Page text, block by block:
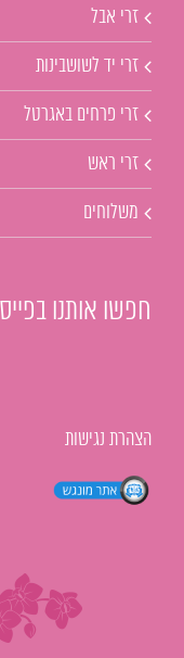
זרי אבל
זרי יד לשושבינות
זרי פרחים באגרטל
זרי ראש
משלוחים
חפשו אותנו
הצהרת נגישות